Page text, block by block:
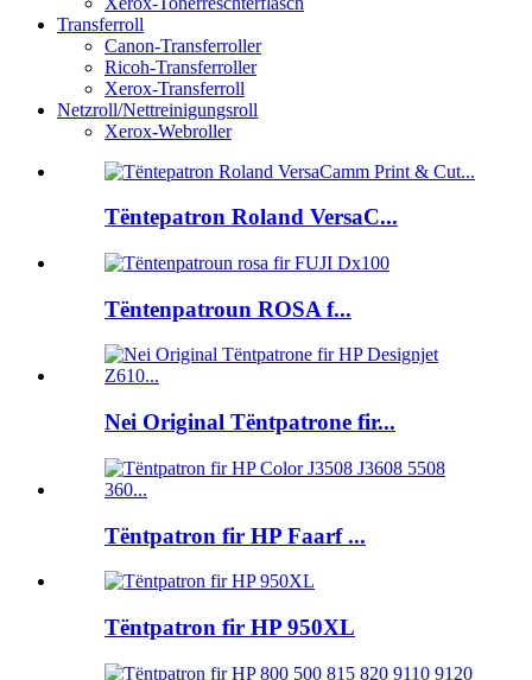
Transferroll
Canon-Transferroller
Ricoh-Transferroller
Xerox-Transferroll
Netzroll/Nettreinigungsroll
Xerox-Webroller
Tëntepatron Roland VersaC...
Tëntenpatroun ROSA f...
Nei Original Tëntpatrone fir...
Tëntpatron fir HP Faarf ...
Tëntpatron fir HP 950XL